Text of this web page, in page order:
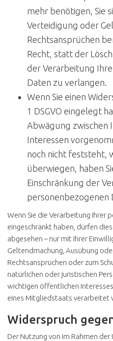
mehr benötigen, Sie
Verteidigung oder
Rechtsansprüchen
Recht, statt der
der Verarbeitung
Daten zu verlangen.
Wenn Sie einen
1 DSGVO eingelegt
Abwägung zwischen
Interessen
noch nicht feststeht,
überwiegen, haben
Einschränkung der
personenbezogenen
Wenn Sie die Verarbeitung Ihrer
eingeschränkt haben, dürfen
abgesehen – nur mit Ihrer
Geltendmachung, Ausübung
Rechtsansprüchen oder zum
natürlichen oder juristischen
wichtigen öffentlichen
eines Mitgliedstaats verarbeitet
Widerspruch
Der Nutzung von im Rahmen